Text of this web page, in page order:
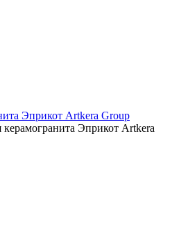
керамогранита Эприкот Artkera